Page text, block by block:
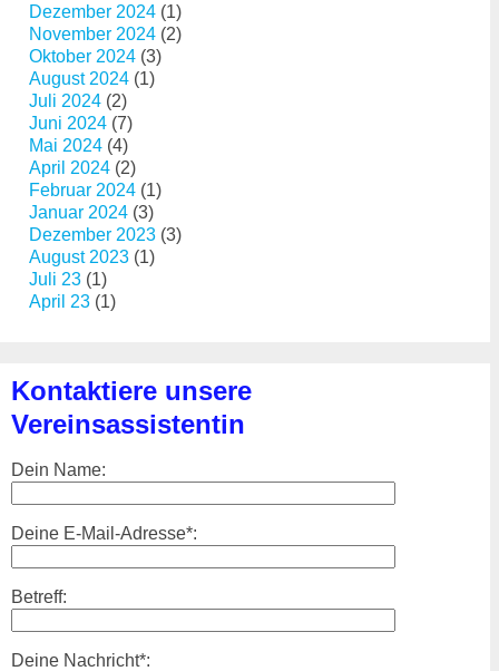
Dezember 2024 (1)
November 2024 (2)
Oktober 2024 (3)
August 2024 (1)
Juli 2024 (2)
Juni 2024 (7)
Mai 2024 (4)
April 2024 (2)
Februar 2024 (1)
Januar 2024 (3)
Dezember 2023 (3)
August 2023 (1)
Juli 23 (1)
April 23 (1)
Kontaktiere unsere
Vereinsassistentin
Dein Name:
Deine E-Mail-Adresse*:
Betreff:
Deine Nachricht*: